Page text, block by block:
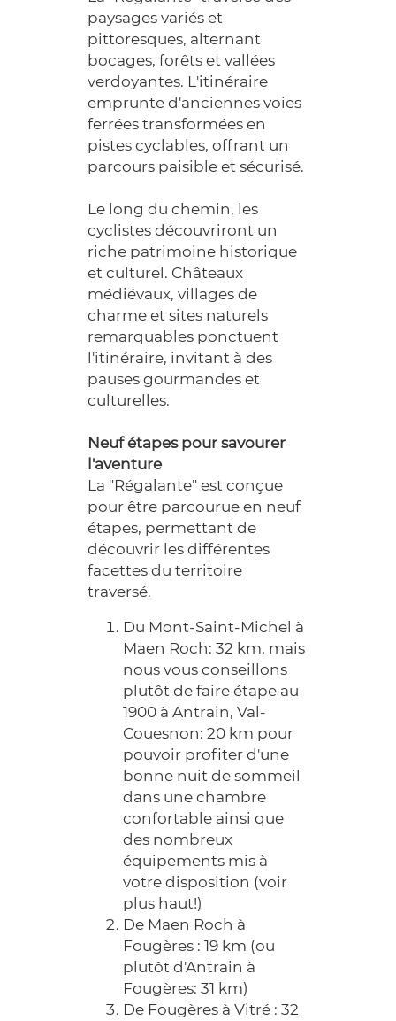
paysages variés et
pittoresques, alternant
bocages, forêts et vallées
verdoyantes. L'itinéraire
emprunte d'anciennes voies
ferrées transformées en
pistes cyclables, offrant un
parcours paisible et sécurisé.
Le long du chemin, les
cyclistes découvriront un
riche patrimoine historique
et culturel. Châteaux
médiévaux, villages de
charme et sites naturels
remarquables ponctuent
l'itinéraire, invitant à des
pauses gourmandes et
culturelles.
Neuf étapes pour savourer
l'aventure
La "Régalante" est conçue
pour être parcourue en neuf
étapes, permettant de
découvrir les différentes
facettes du territoire
traversé.
Du Mont-Saint-Michel à
Maen Roch: 32 km, mais
nous vous conseillons
plutôt de faire étape au
1900 à Antrain, Val-
Couesnon: 20 km pour
pouvoir profiter d'une
bonne nuit de sommeil
dans une chambre
confortable ainsi que
des nombreux
équipements mis à
votre disposition (voir
plus haut!)
De Maen Roch à
Fougères : 19 km (ou
plutôt d'Antrain à
Fougères: 31 km)
De Fougères à Vitré : 32